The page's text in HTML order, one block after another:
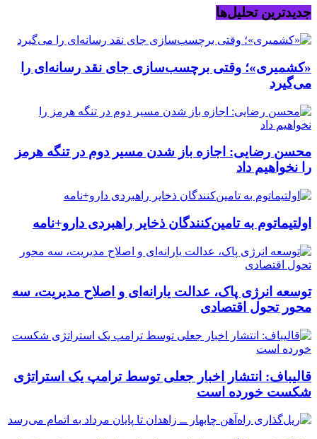
جدیدترین تحلیل‌ها
«کشمیری»؛ وقتی برچسب‌سازی جای نقد رسانه‌ای را
می‌گیرد
محسن رضایی: اجازه باز شدن مسیر دوم در تنگه هرمز
را نخواهیم داد
اولتیماتوم به تامین‌کنندگان ذخایر راهبردی دارو+نامه
توسعه انرژی پاک، عدالت یارانه‌ای و اصلاح مدیریت، سه
محور تحول اقتصادی
قالیباف: انتشار اخبار جعلی توسط ترامپ یک استراتژی
شکست خورده است